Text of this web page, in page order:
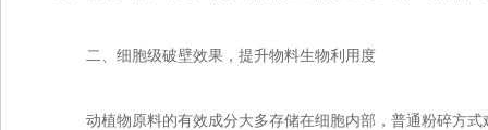
二、细胞级破壁效果，提升物料生物利用度
动植物原料的有效成分大多存储在细胞内部，普通粉碎方式